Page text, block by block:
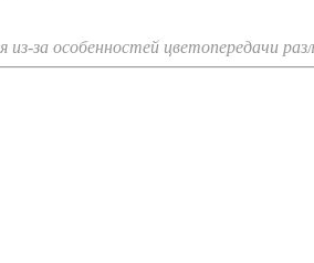
за особенностей цветопередачи